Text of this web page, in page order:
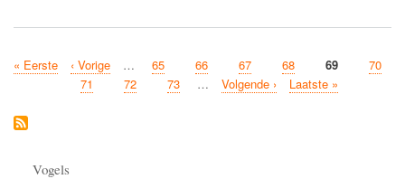
Pagination
First
« Eerste
Previous
page
‹ Vorige … Page
65 Page
66 Page
67 Page
68
Current
page
69 Page
70
Page
71 Page
72 Page
73 …
Next
Volgende ›
Last
Laatste »
Vogels